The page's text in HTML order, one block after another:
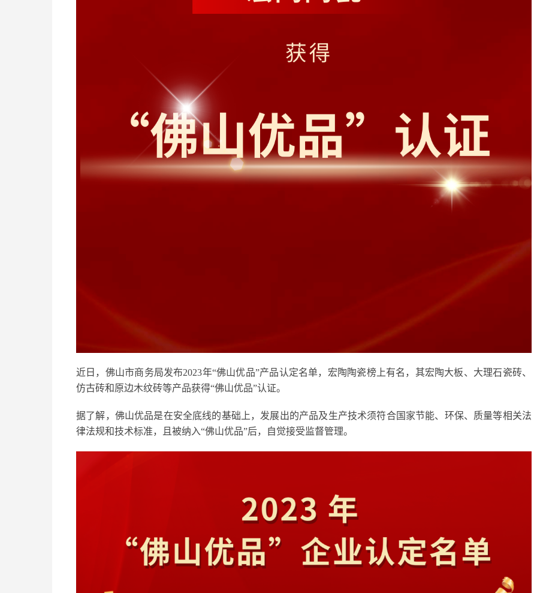
近日，佛山市商务局发布2023年“佛山优品”产品认定名单，宏陶陶瓷榜上有名，其宏陶大板、大理石瓷砖、
仿古砖和原边木纹砖等产品获得“佛山优品”认证。
据了解，佛山优品是在安全底线的基础上，发展出的产品及生产技术须符合国家节能、环保、质量等相关法
律法规和技术标准，且被纳入“佛山优品”后，自觉接受监督管理。